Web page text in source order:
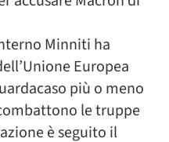
Minniti ha
Europea
più o meno
le truppe
è seguito il